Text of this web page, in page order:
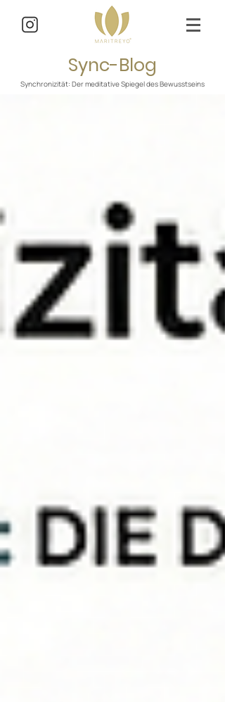
Sync-Blog
Synchronizität: Der meditative Spiegel des Bewusstseins